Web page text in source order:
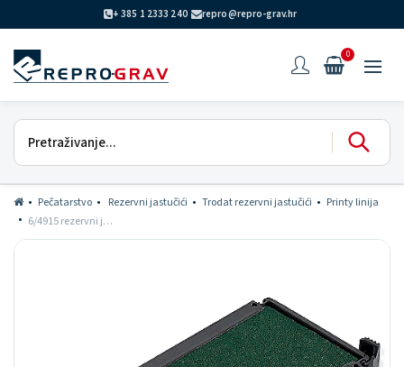
+ 385 1 2333 240 repro@repro-grav.hr
0
Pečatarstvo Rezervni jastučići Trodat rezervni jastučići
Printy linija
6/4915 rezervni jastučić